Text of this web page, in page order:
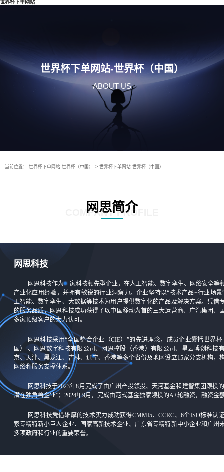
世界杯下单网站
世界杯下单网站-世界杯（中国）
ABOUT US
当前位置： 世界杯下单网站-世界杯（中国） > 世界杯下单网站-世界杯（中国）
网思简介
COMPANY PROFILE
网思科技
网思科技作为一家科技领先型企业，在人工智能、数字孪生、网络安全等
产业化应用经验，并拥有敏锐的行业洞察力。企业坚持以“技术产品+行业场
工智能、数字孪生、大数据等技术为用户提供数字化的产品及解决方案。凭借
的服务品质，网思科技成功获得了以中国移动为首的三大运营商、广汽集团、
多家顶级客户的大力认可。
网思科技采用“全国整合企业（CIE）”的先进理念，成员企业囊括世界
国） 、网思数字科技有限公司、网思控股（香港）有限公司、星云博创科技
京、天津、黑龙江、吉林、辽宁、香港等多个省份及地区设立15家分支机构，
网络和服务支撑体系。
网思科技于2023年8月完成了由广州产投领投、天河基金和建智集团跟投
潜在独角兽企业”；2024年9月，完成由范式基金独家领投的A+轮融资，融资金
网思科技凭借雄厚的技术实力成功获得CMMI5、CCRC、6个ISO标准认
家专精特新小巨人企业、国家高新技术企业、广东省专精特新中小企业和广州
多项政府和行业的重要荣誉。